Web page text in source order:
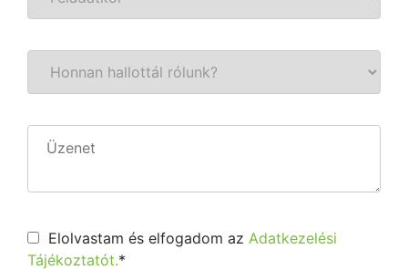
Elolvastam és elfogadom az Adatkezelési
Tájékoztatót.*